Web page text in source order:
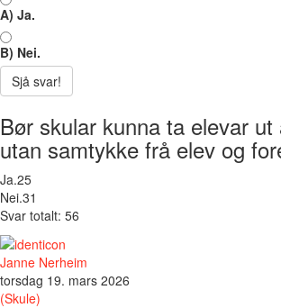
A) Ja.
B) Nei.
Sjå svar!
Bør skular kunna ta elevar ut
utan samtykke frå elev og
Ja.25
Nei.31
Svar totalt: 56
Janne Nerheim
torsdag 19. mars 2026
(Skule)